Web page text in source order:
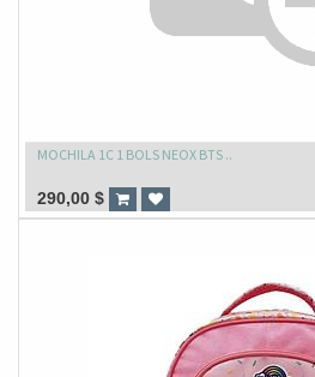
MOCHILA 1C 1 BOLS NEOX BTS ..
290,00 $